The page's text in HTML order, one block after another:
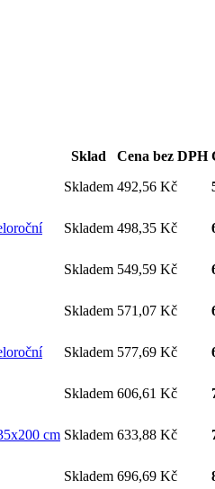
Sklad Cena bez DPH
Skladem 492,56 Kč
Skladem 498,35 Kč
Skladem 549,59 Kč
Skladem 571,07 Kč
Skladem 577,69 Kč
Skladem 606,61 Kč
cm Skladem 633,88 Kč
Skladem 696,69 Kč